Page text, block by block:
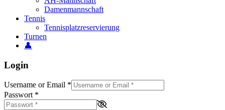
Damenmannschaft
Tennis
Tennisplatzreservierung
Turnen
👤
Login
Username or Email *
Passwort *